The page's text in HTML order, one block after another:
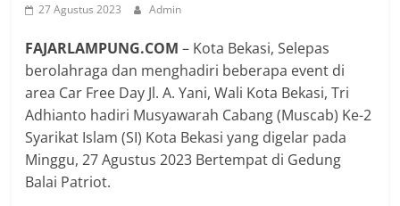
27 Agustus 2023 Admin
FAJARLAMPUNG.COM– Kota Bekasi, Selepas
berolahraga dan menghadiri beberapa event di
area Car Free Day Jl. A. Yani, Wali Kota Bekasi, Tri
Adhianto hadiri Musyawarah Cabang (Muscab) Ke-2
Syarikat Islam (SI) Kota Bekasi yang digelar pada
Minggu, 27 Agustus 2023 Bertempat di Gedung
Balai Patriot.